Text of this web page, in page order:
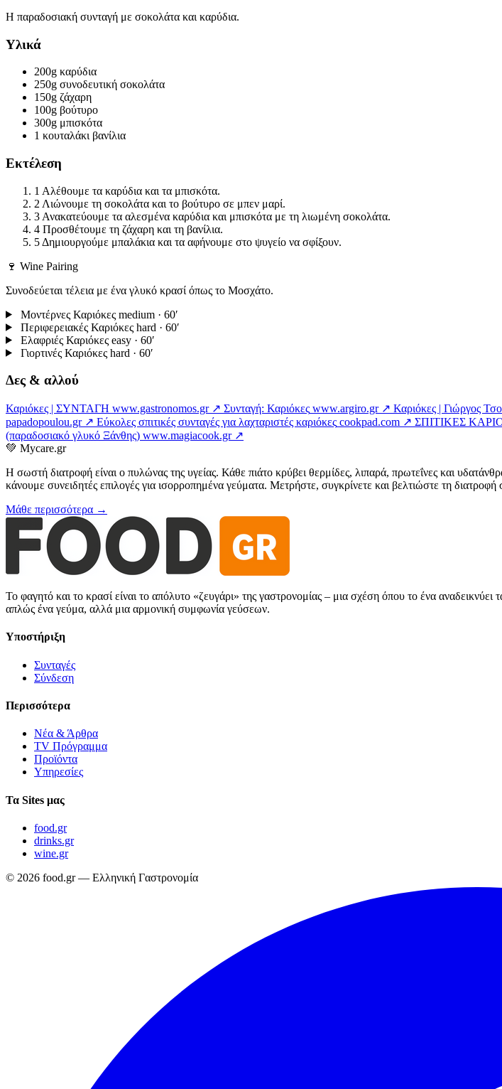
Η παραδοσιακή συνταγή με σοκολάτα και καρύδια.
Υλικά
200g καρύδια
250g συνοδευτική σοκολάτα
150g ζάχαρη
100g βούτυρο
300g μπισκότα
1 κουταλάκι βανίλια
Εκτέλεση
1 Αλέθουμε τα καρύδια και τα μπισκότα.
2 Λιώνουμε τη σοκολάτα και το βούτυρο σε μπεν μαρί.
3 Ανακατεύουμε τα αλεσμένα καρύδια και μπισκότα με τη λιωμένη σοκολάτα.
4 Προσθέτουμε τη ζάχαρη και τη βανίλια.
5 Δημιουργούμε μπαλάκια και τα αφήνουμε στο ψυγείο να σφίξουν.
🍷 Wine Pairing
Συνοδεύεται τέλεια με ένα γλυκό κρασί όπως το Μοσχάτο.
Μοντέρνες Καριόκες medium · 60′
Περιφερειακές Καριόκες hard · 60′
Ελαφριές Καριόκες easy · 60′
Γιορτινές Καριόκες hard · 60′
Δες & αλλού
Καριόκες | ΣΥΝΤΑΓΗ www.gastronomos.gr ↗ Συνταγή: Καριόκες www.argiro.gr ↗ Καριόκες | Γιώργος
papadopoulou.gr ↗ Εύκολες σπιτικές συνταγές για λαχταριστές καριόκες cookpad.com ↗ ΣΠΙΤΙΚΕΣ
(παραδοσιακό γλυκό Ξάνθης) www.magiacook.gr ↗
💚 Mycare.gr
Η σωστή διατροφή είναι ο πυλώνας της υγείας. Κάθε πιάτο κρύβει θερμίδες, λιπαρά, πρωτεΐνες και
κάνουμε συνειδητές επιλογές για ισορροπημένα γεύματα. Μετρήστε, συγκρίνετε και βελτιώστε τη
Μάθε περισσότερα →
Το φαγητό και το κρασί είναι το απόλυτο «ζευγάρι» της γαστρονομίας – μια σχέση όπου το ένα
απλώς ένα γεύμα, αλλά μια αρμονική συμφωνία γεύσεων.
Υποστήριξη
Συνταγές
Σύνδεση
Περισσότερα
Νέα & Άρθρα
TV Πρόγραμμα
Προϊόντα
Υπηρεσίες
Τα Sites μας
food.gr
drinks.gr
wine.gr
© 2026 food.gr — Ελληνική Γαστρονομία